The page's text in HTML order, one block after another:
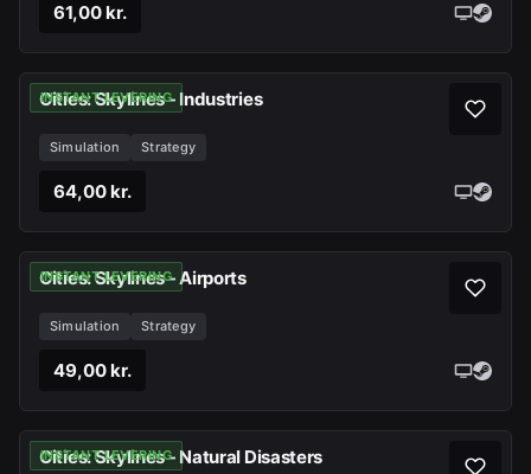
61,00 kr.
INSTANT LEVERING
Cities: Skylines - Industries
Simulation Strategy
64,00 kr.
INSTANT LEVERING
Cities: Skylines - Airports
Simulation Strategy
49,00 kr.
INSTANT LEVERING
Cities: Skylines - Natural Disasters